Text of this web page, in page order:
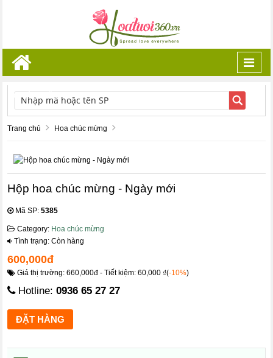
TÌM KIẾM
Trang chủ Hoa chúc mừng
Hộp hoa chúc mừng - Ngày mới
Mã SP:5385
Category: Hoa chúc mừng
Tình trạng: Còn hàng
600,000đ
Giá thị trường: 660,000đ - Tiết kiệm: 60,000 ₫(-10%)
Hotline:0936 65 27 27